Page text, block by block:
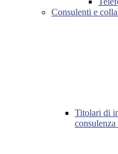
Consulenti e
Titolari di
consulenza